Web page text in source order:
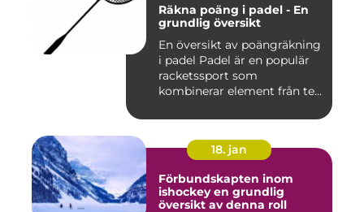
Räkna poäng i padel - En
grundlig översikt
En översikt av poängräkning
i padel Padel är en populär
racketssport som
kombinerar element från te...
18. jan
Förbundskapten inom
ishockey en grundlig
översikt av denna roll